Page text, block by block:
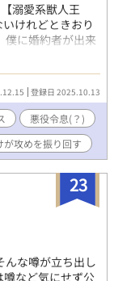
溺愛系獣人王
けれどときおり
僕に婚約者が出来
はなくても、こ
と、僕は期待し
現実を見せつけら
――婚約者とその
好きな相手がい
者に伝えても
婚約者ですまな
人同士を権力で
！ 教本にぴった
る。 無事？ 婚
う！ オメガとい
取れないし、発
ればベータとし
発だ！ と意気込
出来る事といっ
登録日 2025.10.13
悪役令息(？)
が攻めを振り回す
23
んな噂が立ち出し
噂など気にせず公